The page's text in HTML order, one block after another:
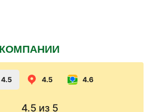
4.5 4.5 4.6
4.5 из 5